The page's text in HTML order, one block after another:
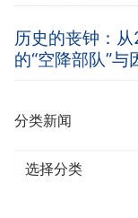
历史的丧钟：
的“空降部队”与
分类新闻
分